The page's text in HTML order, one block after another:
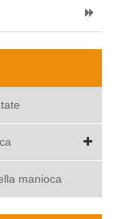
manioca